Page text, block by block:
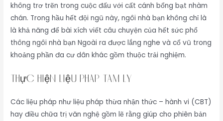
không trơ trẽn trong cuộc đấu với cất cánh bổng bạt nhàm
chán. Trong hầu hết đội ngũ này, ngôi nhà bạn không chỉ là
là khả năng để bài xích viết câu chuyện của hết sức phổ
thông ngôi nhà bạn Ngoài ra được lắng nghe và cổ vũ trong
khoảng phần đa cư dân khác gồm thuộc trải nghiệm.
Thực Hiện Liệu Pháp Tâm Lý
Các liệu pháp như liệu pháp thừa nhận thức – hành vi (CBT)
hay điều chữa trị văn nghệ gồm lẽ rằng giúp cho phiên bản